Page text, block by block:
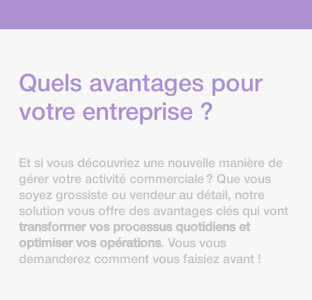
Quels avantages pour
votre entreprise ?
Et si vous découvriez une nouvelle manière de
gérer votre activité commerciale ? Que vous
soyez grossiste ou vendeur au détail, notre
solution vous offre des avantages clés qui vont
transformer vos processus quotidiens et
optimiser vos opérations. Vous vous
demanderez comment vous faisiez avant !